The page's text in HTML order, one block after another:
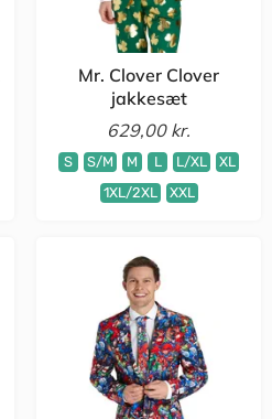
Mr. Clover Clover
jakkesæt
629,00 kr.
S S/M M L L/XL
XL
1XL/2XL
XXL